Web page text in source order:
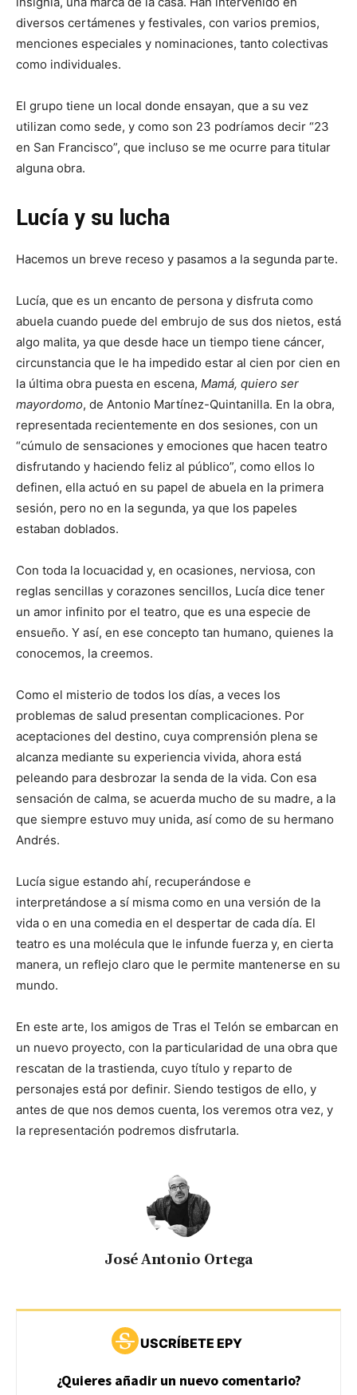
diversos certámenes y festivales, con varios premios,
menciones especiales y nominaciones, tanto colectivas
como individuales.
El grupo tiene un local donde ensayan, que a su vez
utilizan como sede, y como son 23 podríamos decir “23
en San Francisco”, que incluso se me ocurre para titular
alguna obra.
Lucía y su lucha
Hacemos un breve receso y pasamos a la segunda parte.
Lucía, que es un encanto de persona y disfruta como
abuela cuando puede del embrujo de sus dos nietos, está
algo malita, ya que desde hace un tiempo tiene cáncer,
circunstancia que le ha impedido estar al cien por cien en
la última obra puesta en escena, Mamá, quiero ser
mayordomo, de Antonio Martínez-Quintanilla. En la obra,
representada recientemente en dos sesiones, con un
“cúmulo de sensaciones y emociones que hacen teatro
disfrutando y haciendo feliz al público”, como ellos lo
definen, ella actuó en su papel de abuela en la primera
sesión, pero no en la segunda, ya que los papeles
estaban doblados.
Con toda la locuacidad y, en ocasiones, nerviosa, con
reglas sencillas y corazones sencillos, Lucía dice tener
un amor infinito por el teatro, que es una especie de
ensueño. Y así, en ese concepto tan humano, quienes la
conocemos, la creemos.
Como el misterio de todos los días, a veces los
problemas de salud presentan complicaciones. Por
aceptaciones del destino, cuya comprensión plena se
alcanza mediante su experiencia vivida, ahora está
peleando para desbrozar la senda de la vida. Con esa
sensación de calma, se acuerda mucho de su madre, a la
que siempre estuvo muy unida, así como de su hermano
Andrés.
Lucía sigue estando ahí, recuperándose e
interpretándose a sí misma como en una versión de la
vida o en una comedia en el despertar de cada día. El
teatro es una molécula que le infunde fuerza y, en cierta
manera, un reflejo claro que le permite mantenerse en su
mundo.
En este arte, los amigos de Tras el Telón se embarcan en
un nuevo proyecto, con la particularidad de una obra que
rescatan de la trastienda, cuyo título y reparto de
personajes está por definir. Siendo testigos de ello, y
antes de que nos demos cuenta, los veremos otra vez, y
la representación podremos disfrutarla.
José Antonio Ortega
USCRÍBETE EPY
¿Quieres añadir un nuevo comentario?